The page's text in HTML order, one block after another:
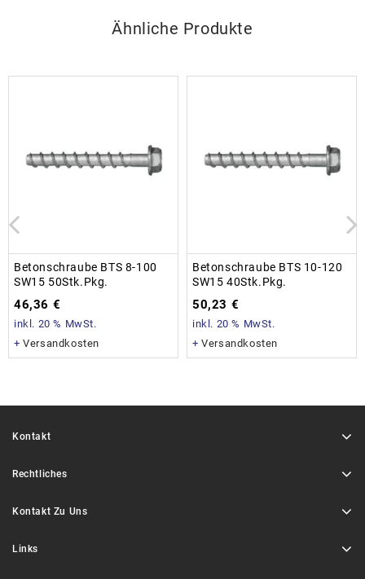
Ähnliche Produkte
Betonschraube BTS 8-100
SW15 50Stk.Pkg.
46,36 €
inkl. 20 % MwSt.
+Versandkosten
Betonschraube BTS 10-120
SW15 40Stk.Pkg.
50,23 €
inkl. 20 % MwSt.
+Versandkosten
Kontakt
Rechtliches
Kontakt Zu Uns
Links